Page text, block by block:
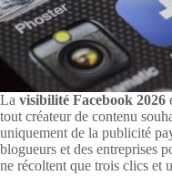
La visibilité Facebook 2026
tout créateur de contenu
uniquement de la publicité
blogueurs et des entreprises
ne récoltent que trois clics et